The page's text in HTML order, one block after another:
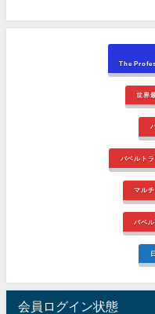
The
世界
バベルト
マル
バベ
会員ログイン状態